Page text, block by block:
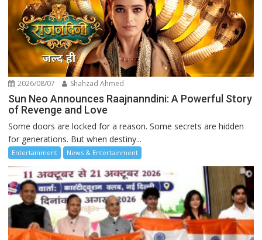
2026/08/07 Shahzad Ahmed
Sun Neo Announces Raajnanndini: A Powerful Story
of Revenge and Love
Some doors are locked for a reason. Some secrets are hidden
for generations. But when destiny...
Entertainment News & Entertainment